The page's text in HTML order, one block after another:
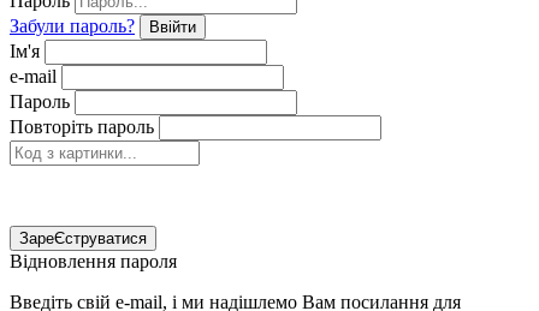
Забули пароль?
Ввійти
Ім'я
e-mail
Пароль
Повторіть пароль
ЗареЄструватися
Відновлення пароля
Введіть свій e-mail, і ми надішлемо Вам посилання для